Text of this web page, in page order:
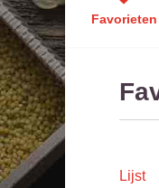
Favorieten
Lijst